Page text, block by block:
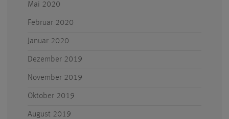
Mai 2020
Februar 2020
Januar 2020
Dezember 2019
November 2019
Oktober 2019
August 2019